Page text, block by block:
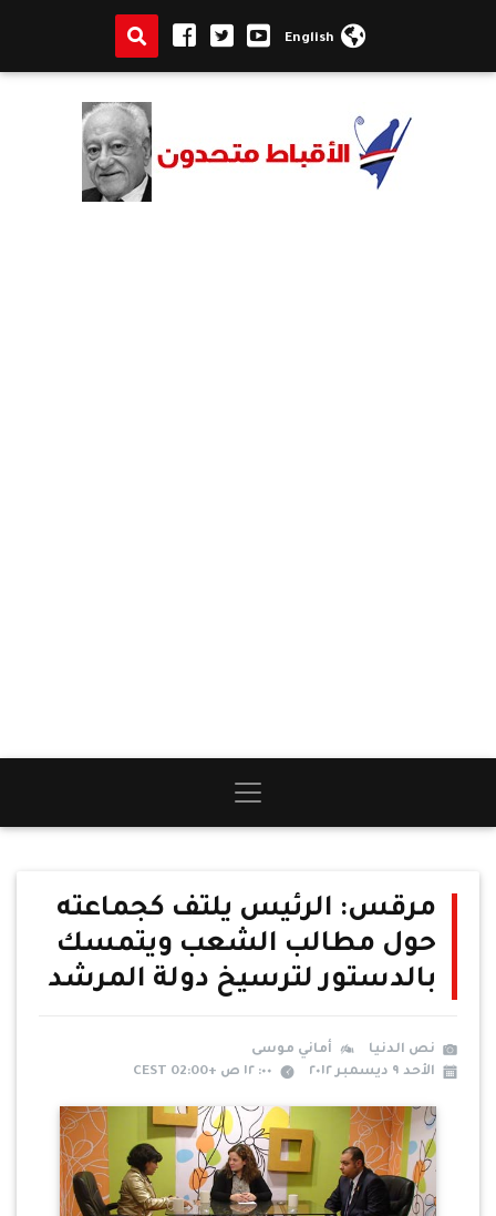
English
مرقس: الرئيس يلتف كجماعته
حول مطالب الشعب ويتمسك
بالدستور لترسيخ دولة المرشد
نص الدنيا
أماني موسى
الأحد ٩ ديسمبر ٢٠١٢
٠٠: ١٢ ص +02:00 CEST